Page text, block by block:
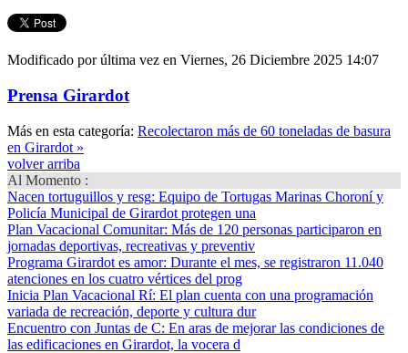
Modificado por última vez en Viernes, 26 Diciembre 2025 14:07
Prensa Girardot
Más en esta categoría: Recolectaron más de 60 toneladas de basura
en Girardot »
volver arriba
Al Momento :
Nacen tortuguillos y resg: Equipo de Tortugas Marinas Choroní y
Policía Municipal de Girardot protegen una
Plan Vacacional Comunitar: Más de 120 personas participaron en
jornadas deportivas, recreativas y preventiv
Programa Girardot es amor: Durante el mes, se registraron 11.040
atenciones en los cuatro vértices del prog
Inicia Plan Vacacional Rí: El plan cuenta con una programación
variada de recreación, deporte y cultura dur
Encuentro con Juntas de C: En aras de mejorar las condiciones de
las edificaciones en Girardot, la vocera d